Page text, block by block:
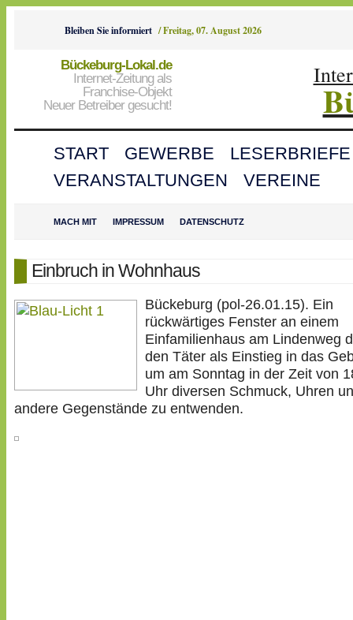
Bleiben Sie informiert /Freitag, 07. August 2026
Bückeburg-Lokal.de
Internet-Zeitung als
Franchise-Objekt
Neuer Betreiber gesucht!
START GEWERBE
LESERBRIEFE
VERANSTALTUNGEN
VEREINE
MACH MIT IMPRESSUM DATENSCHUTZ
Einbruch in Wohnhaus
Bückeburg (pol-26.01.15). Ein
rückwärtiges Fenster an einem
Einfamilienhaus am Lindenweg
den Täter als Einstieg in das
um am Sonntag in der Zeit von
Uhr diversen Schmuck, Uhren
andere Gegenstände zu entwenden.